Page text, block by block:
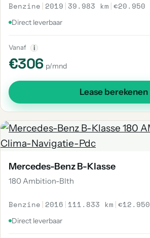
Benzine | 2019 | 39.983 km |€20.950
Direct leverbaar
Vanaf i
€306 p/mnd
Lease berekenen
Mercedes-Benz B-Klasse
180 Ambition-Blth
Benzine | 2016 | 111.833 km |€12.950
Direct leverbaar